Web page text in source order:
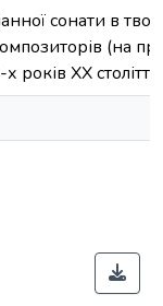
сонати в
(на
років ХХ століття)